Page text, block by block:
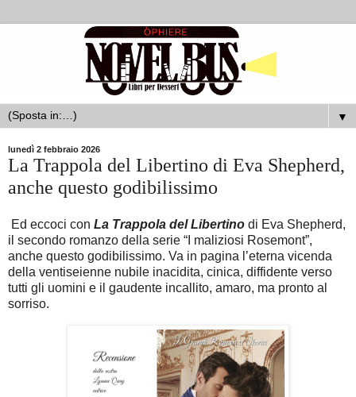
▼
lunedì 2 febbraio 2026
La Trappola del Libertino di Eva Shepherd,
anche questo godibilissimo
Ed eccoci con La Trappola del Libertino di Eva Shepherd,
il secondo romanzo della serie “I maliziosi Rosemont”,
anche questo godibilissimo. Va in pagina l’eterna vicenda
della ventiseienne nubile inacidita, cinica, diffidente verso
tutti gli uomini e il gaudente incallito, amaro, ma pronto al
sorriso.